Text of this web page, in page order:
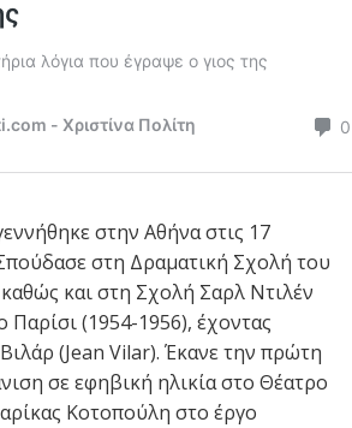
στην Αθήνα στις 17
στη Δραματική Σχολή του
και στη Σχολή Σαρλ Ντιλέν
(1954-1956), έχοντας
(Jean Vilar). Έκανε την πρώτη
σε εφηβική ηλικία στο Θέατρο
Κοτοπούλη στο έργο